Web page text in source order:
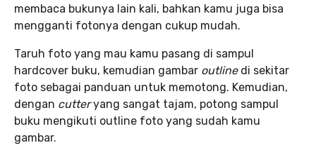
membaca bukunya lain kali, bahkan kamu juga bisa
mengganti fotonya dengan cukup mudah.
Taruh foto yang mau kamu pasang di sampul
hardcover buku, kemudian gambar outlinedi sekitar
foto sebagai panduan untuk memotong. Kemudian,
dengan cutteryang sangat tajam, potong sampul
buku mengikuti outline foto yang sudah kamu
gambar.